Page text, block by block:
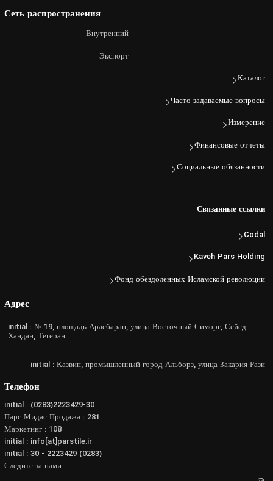
Сеть распространения
Внутренний
Экспорт
Каталог
Часто задаваемые вопросы
Измерение
Финансовые отчеты
Социальные обязанности
Связанные ссылки
Codal
Kaveh Pars Holding
Фонд обездоленных Исламской революции
Адрес
initial : № 19, площадь Арасбаран, улица Восточный Симорг, Сейед
Хандан, Тегеран
initial : Казвин, промышленный город Альборз, улица Закария Рази
Телефон
initial : (0283)2223429-30
Парс Мидас Продажа : 281
Маркетинг : 108
initial : info[at]parstile.ir
initial : 30 - 2223429 (0283)
Следите за нами